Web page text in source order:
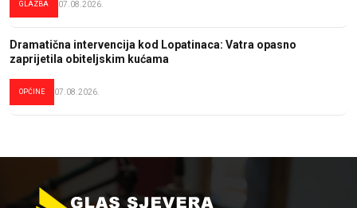
GLAZBA 07.08.2026.
Dramatična intervencija kod Lopatinaca: Vatra opasno
zaprijetila obiteljskim kućama
OPĆINE 07.08.2026.